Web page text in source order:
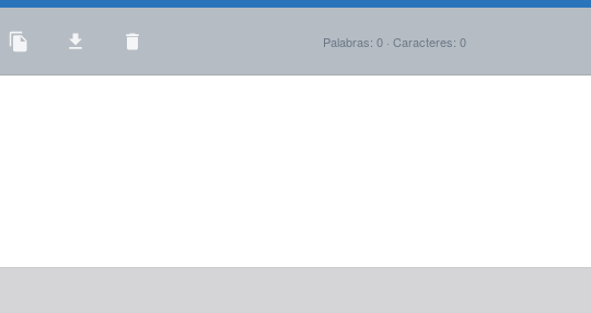
Palabras: 0 · Caracteres: 0